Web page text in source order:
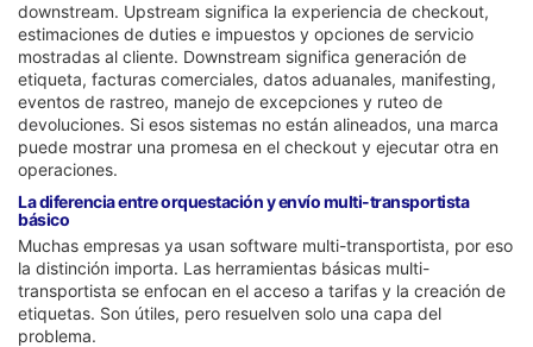
downstream. Upstream significa la experiencia de checkout,
estimaciones de duties e impuestos y opciones de servicio
mostradas al cliente. Downstream significa generación de
etiqueta, facturas comerciales, datos aduanales, manifesting,
eventos de rastreo, manejo de excepciones y ruteo de
devoluciones. Si esos sistemas no están alineados, una marca
puede mostrar una promesa en el checkout y ejecutar otra en
operaciones.
La diferencia entre orquestación y envío multi-transportista
básico
Muchas empresas ya usan software multi-transportista, por eso
la distinción importa. Las herramientas básicas multi-
transportista se enfocan en el acceso a tarifas y la creación de
etiquetas. Son útiles, pero resuelven solo una capa del
problema.